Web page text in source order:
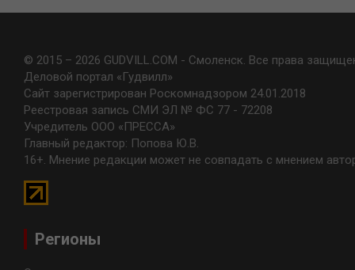
© 2015 – 2026 GUDVILL.COM - Смоленск. Все права
Деловой портал «Гудвилл»
Сайт зарегистрирован Роскомнадзором 24.01.2018
Реестровая запись СМИ ЭЛ № ФС 77 - 72208
Учредитель ООО «ПРЕССА»
Главный редактор: Попова Ю.В.
16+. Мнение редакции может не совпадать с мнением
Регионы